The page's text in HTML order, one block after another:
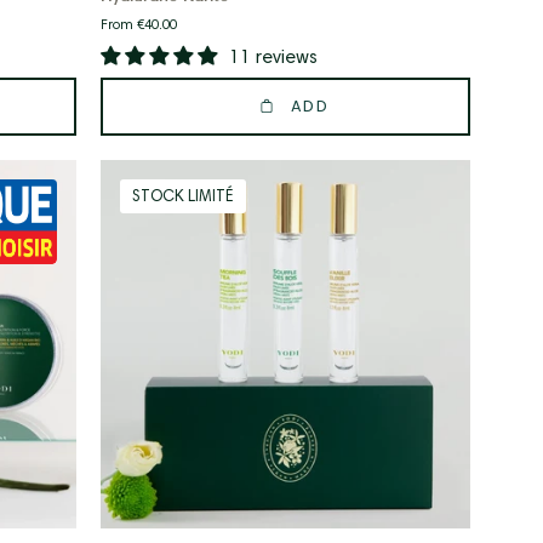
From €40.00
11 reviews
ADD
STOCK LIMITÉ
Brumes
Cèdre
Thé